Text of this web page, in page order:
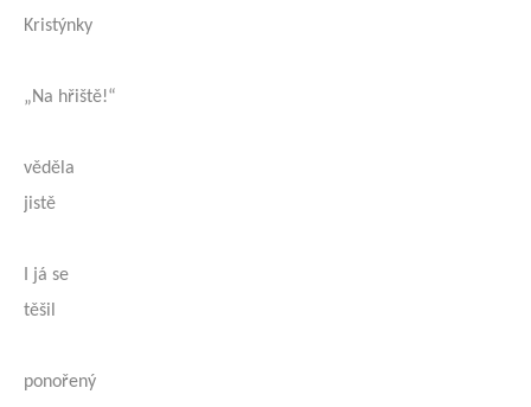
Kristýnky
„Na hřiště!“
věděla
jistě
I já se
těšil
ponořený